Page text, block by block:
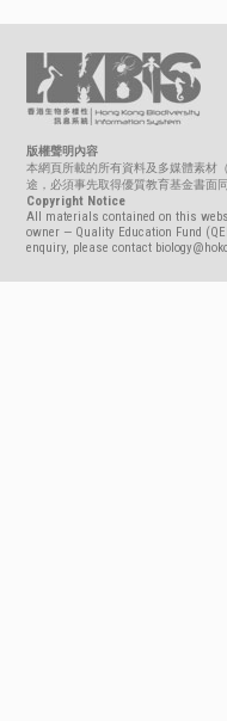
版權聲明內容
本網頁所載的所有資料及多媒體素材
途，必須事先取得優質教育基金書面
Copyright Notice
All materials contained on this
owner — Quality Education Fund
enquiry, please contact